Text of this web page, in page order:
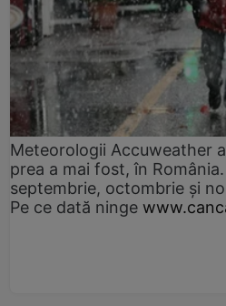
Meteorologii Accuweather
prea a mai fost, în
septembrie, octombrie și
Pe ce dată ninge